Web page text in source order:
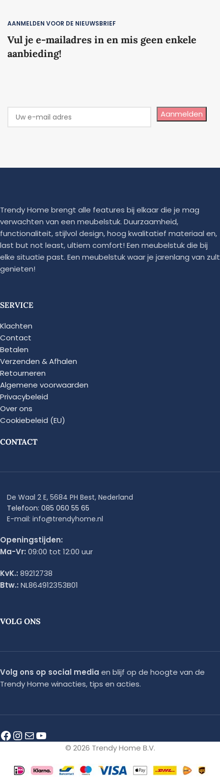
AANMELDEN VOOR DE NIEUWSBRIEF
Vul je e-mailadres in en mis geen enkele
aanbieding!
Aanmelden
Trendy Home brengt alle features bij elkaar die je mag
verwachten van een meubelstuk. Duurzaamheid,
functionaliteit, stijlvol design, hoog kwalitatief materiaal en,
last but not least, ultiem comfort! Een meubelstuk die bij
elke situatie past. Een meubelstuk waar je jarenlang van zult
genieten!
SERVICE
Klachten
Contact
Betalen
Verzenden & Afhalen
Retourneren
Algemene voorwaarden
Privacybeleid
Over ons
Cookiebeleid (EU)
CONTACT
De Waal 2 E, 5684 PH Best, Nederland
Telefoon: 085 060 55 65
E-mail: info@trendyhome.nl
Openingstijden:
Ma-Vr: 09:00 tot 12:00 uur
KvK.: 89212738
Btw.: NL864912353B01
VOLG ONS
Volg ons op social media en blijf op de hoogte van de
Trendy Home winacties, tips en acties.
© 2026 Trendy Home B.V.